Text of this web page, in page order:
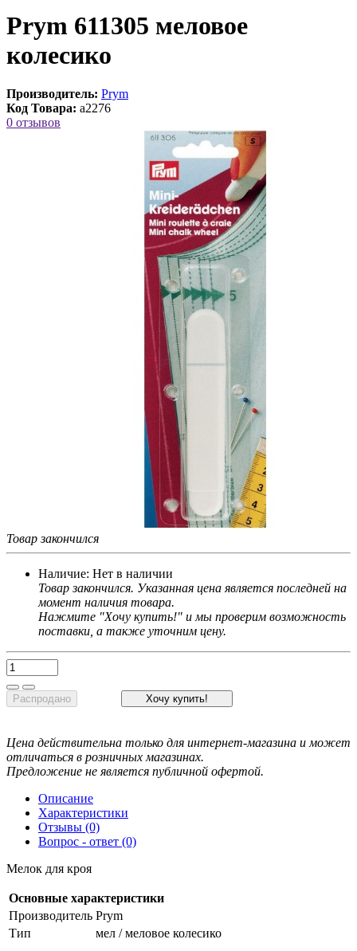
Prym 611305 меловое
колесико
Производитель: Prym
Код Товара: a2276
0 отзывов
Товар закончился
Наличие: Нет в наличии
Товар закончился. Указанная цена является последней на
момент наличия товара.
Нажмите "Хочу купить!" и мы проверим возможность
поставки, а также уточним цену.
Распродано Хочу купить!
Цена действительна только для интернет-магазина и может
отличаться в розничных магазинах.
Предложение не является публичной офертой.
Описание
Характеристики
Отзывы (0)
Вопрос - ответ (0)
Мелок для кроя
Основные характеристики
Производитель Prym
Тип
мел / меловое колесико